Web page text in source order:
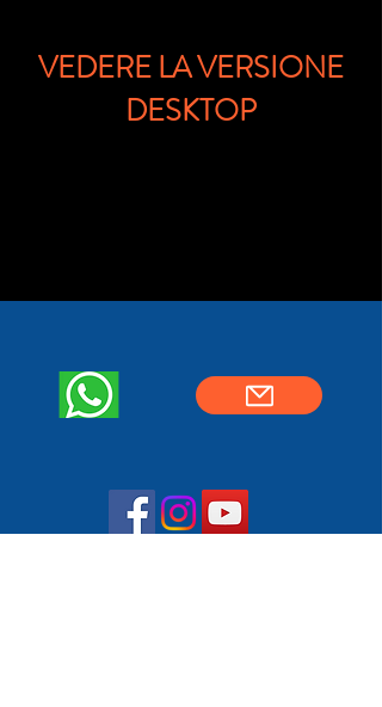
VEDERE LA VERSIONE
DESKTOP